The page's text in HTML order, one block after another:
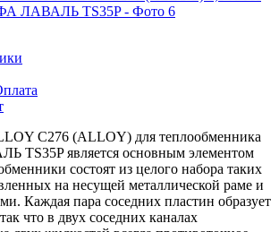
C276 (ALLOY) для теплообменника
TS35P является основным элементом
состоят из целого набора таких
на несущей металлической раме и
Каждая пара соседних пластин образует
что в двух соседних каналах